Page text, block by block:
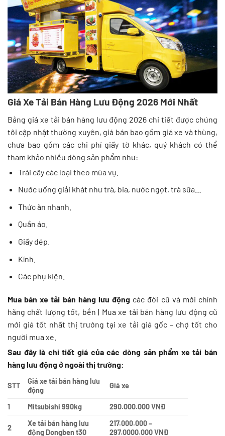
Giá Xe Tải Bán Hàng Lưu Động 2026 Mới Nhất
Bảng giá xe tải bán hàng lưu động 2026 chi tiết được chúng
tôi cập nhật thường xuyên, giá bán bao gồm giá xe và thùng,
chưa bao gồm các chi phí giấy tờ khác, quý khách có thể
tham khảo nhiều dòng sản phẩm như:
Trái cây các loại theo mùa vụ.
Nước uống giải khát như trà, bia, nước ngọt, trà sữa…
Thức ăn nhanh.
Quần áo.
Giấy dép.
Kính.
Các phụ kiện.
Mua bán xe tải bán hàng lưu động các đời cũ và mới chính
hãng chất lượng tốt, bền | Mua xe tải bán hàng lưu động cũ
mới giá tốt nhất thị trường tại xe tải giá gốc – chợ tốt cho
người mua xe.
Sau đây là chi tiết giá của các dòng sản phẩm xe tải bán
hàng lưu động ở ngoài thị trường:
STT
Giá xe tải bán hàng lưu
động
Giá xe
1 Mitsubishi 990kg 290.000.000 VNĐ
2
Xe tải bán hàng lưu
động Dongben t30
217.000.000 –
297.0000.000 VNĐ